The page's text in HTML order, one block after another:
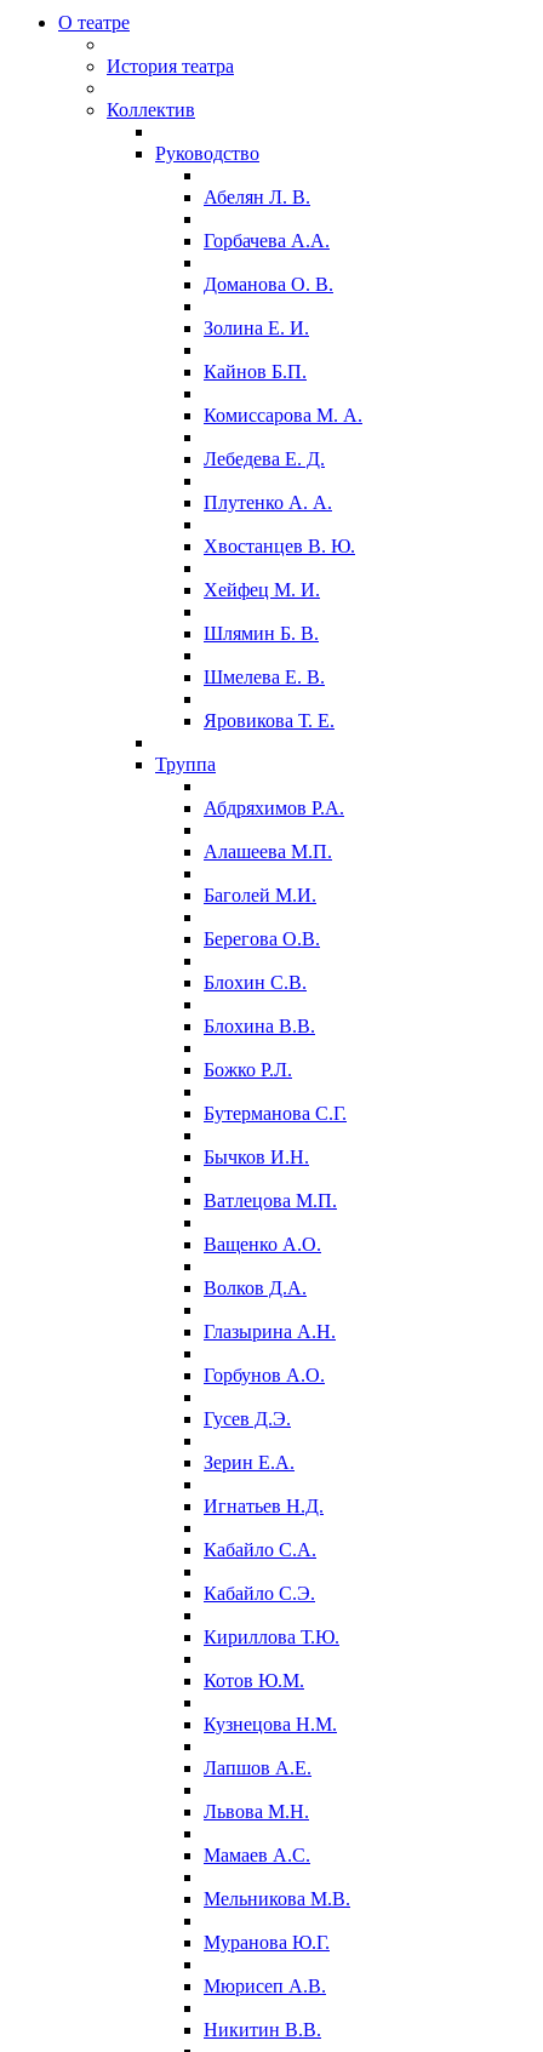
О театре
История театра
Коллектив
Руководство
Абелян Л. В.
Горбачева А.А.
Доманова О. В.
Золина Е. И.
Кайнов Б.П.
Комиссарова М. А.
Лебедева Е. Д.
Плутенко А. А.
Хвостанцев В. Ю.
Хейфец М. И.
Шлямин Б. В.
Шмелева Е. В.
Яровикова Т. Е.
Труппа
Абдряхимов Р.А.
Алашеева М.П.
Баголей М.И.
Берегова О.В.
Блохин С.В.
Блохина В.В.
Божко Р.Л.
Бутерманова С.Г.
Бычков И.Н.
Ватлецова М.П.
Ващенко А.О.
Волков Д.А.
Глазырина А.Н.
Горбунов А.О.
Гусев Д.Э.
Зерин Е.А.
Игнатьев Н.Д.
Кабайло С.А.
Кабайло С.Э.
Кириллова Т.Ю.
Котов Ю.М.
Кузнецова Н.М.
Лапшов А.Е.
Львова М.Н.
Мамаев А.С.
Мельникова М.В.
Муранова Ю.Г.
Мюрисеп А.В.
Никитин В.В.